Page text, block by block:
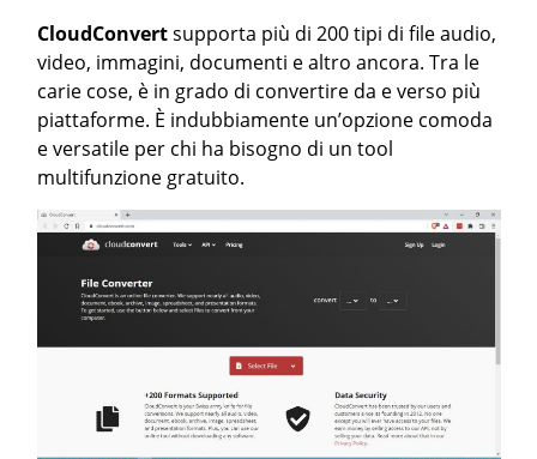
CloudConvertsupporta più di 200 tipi di file audio,
video, immagini, documenti e altro ancora. Tra le
carie cose, è in grado di convertire da e verso più
piattaforme. È indubbiamente un’opzione comoda
e versatile per chi ha bisogno di un tool
multifunzione gratuito.